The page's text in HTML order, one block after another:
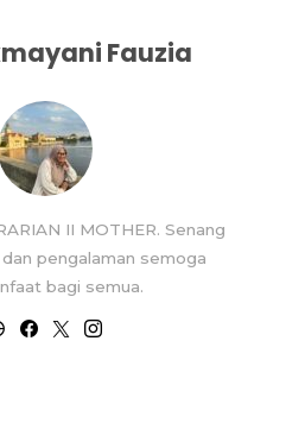
Fauzia
II MOTHER. Senang
pengalaman semoga
bagi semua.